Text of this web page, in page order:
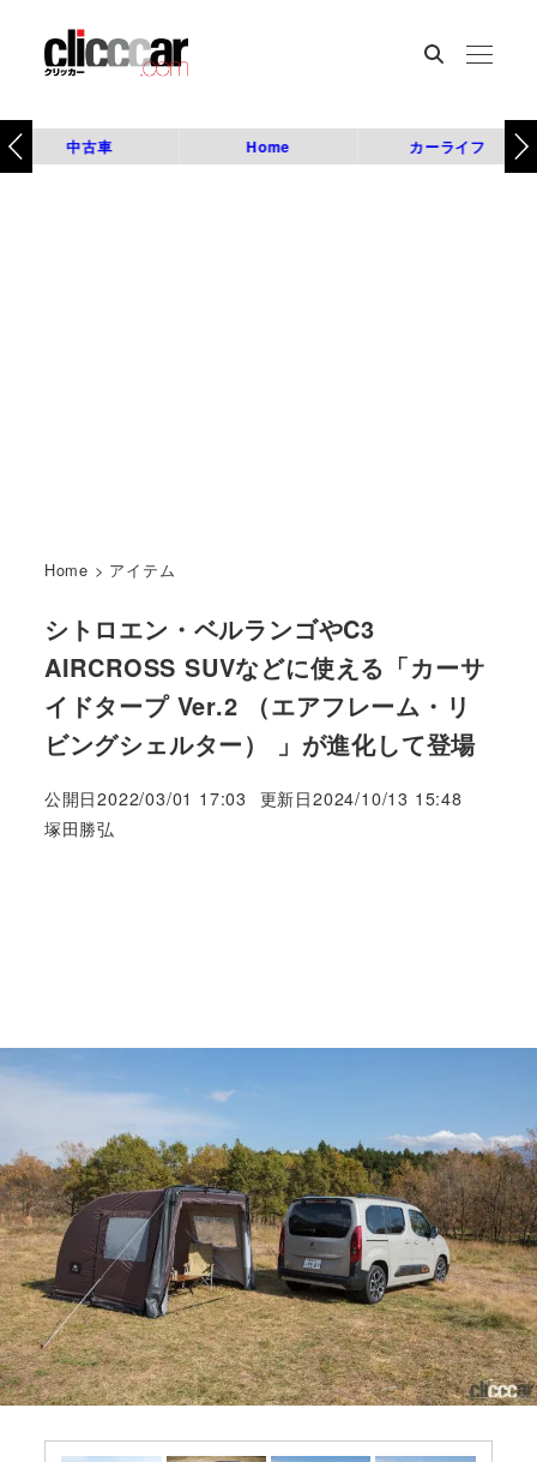
中古車 Home カーライフ
Home > アイテム
シトロエン・ベルランゴやC3
AIRCROSS SUVなどに使える「カーサ
イドタープ Ver.2 （エアフレーム・リ
ビングシェルター） 」が進化して登場
公開日2022/03/01 17:03 更新日2024/10/13 15:48
著
塚田勝弘